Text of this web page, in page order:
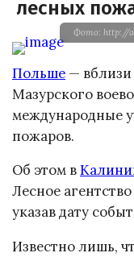
лесных
Фото: http://
Польше —
Мазурского
международные
пожаров.
Об этом в
Лесное агентство
указав дату
Известно лишь,